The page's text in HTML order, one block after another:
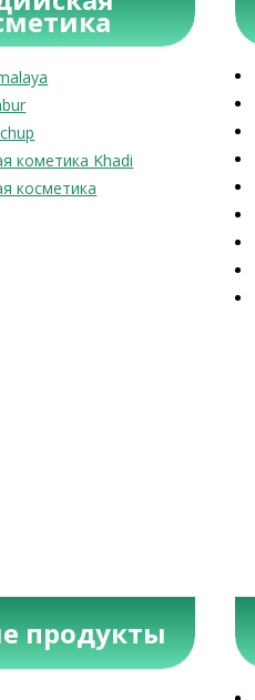
кометика Khadi
косметика
продукты